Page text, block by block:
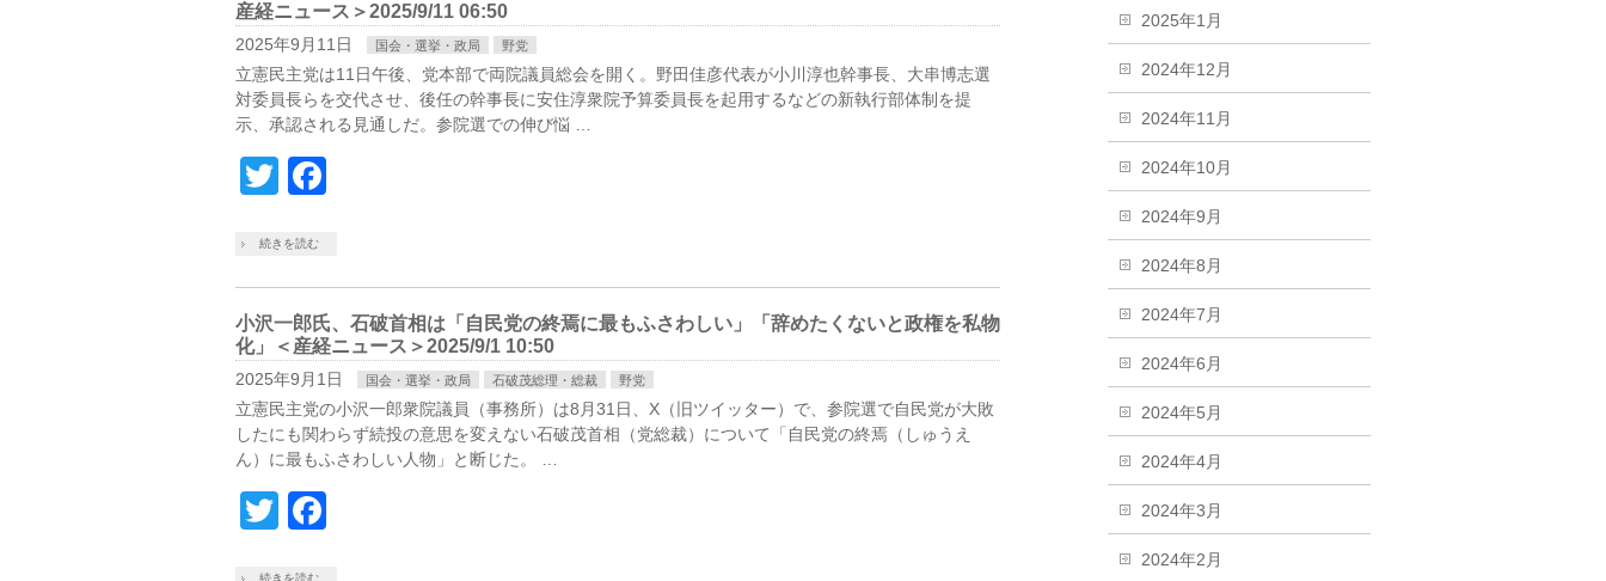
産経ニュース＞2025/9/11 06:50
2025年9月11日 国会・選挙・政局 野党
立憲民主党は11日午後、党本部で両院議員総会を開く。野田佳彦代表が小川淳也幹事長、大串博志選
対委員長らを交代させ、後任の幹事長に安住淳衆院予算委員長を起用するなどの新執行部体制を提
示、承認される見通しだ。参院選での伸び悩 …
Twitter
続きを読む
小沢一郎氏、石破首相は「自民党の終焉に最もふさわしい」「辞めたくないと政権を私物
化」＜産経ニュース＞2025/9/1 10:50
2025年9月1日 国会・選挙・政局 石破茂総理・総裁 野党
立憲民主党の小沢一郎衆院議員（事務所）は8月31日、X（旧ツイッター）で、参院選で自民党が大敗
したにも関わらず続投の意思を変えない石破茂首相（党総裁）について「自民党の終焉（しゅうえ
ん）に最もふさわしい人物」と断じた。 …
Twitter
続きを読む
2025年1月
2024年12月
2024年11月
2024年10月
2024年9月
2024年8月
2024年7月
2024年6月
2024年5月
2024年4月
2024年3月
2024年2月